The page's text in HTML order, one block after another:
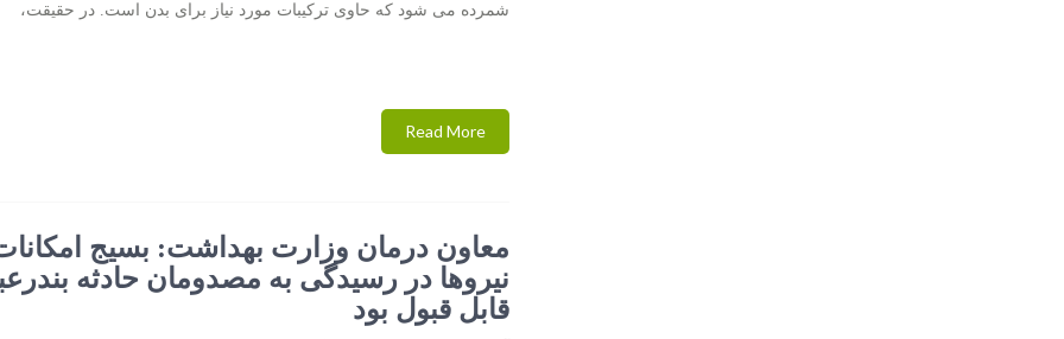
شمرده می شود که حاوی ترکیبات مورد نیاز برای بدن است. در حقیقت،
Read More
معاون درمان وزارت بهداشت: بسیج
نیروها در رسیدگی به مصدومان حادثه
قابل قبول بود